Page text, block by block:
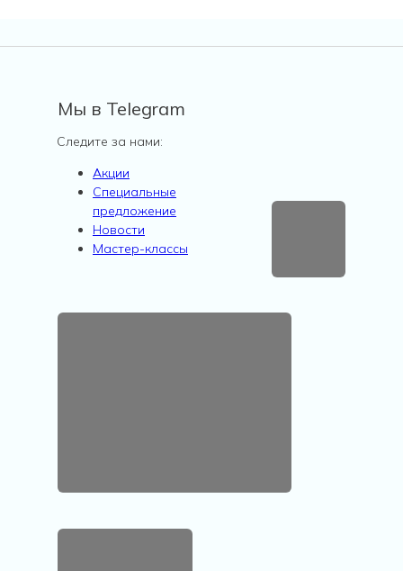
Следите за нами:
Акции
Специальные
предложение
Новости
Мастер-классы
Мы в Telegram